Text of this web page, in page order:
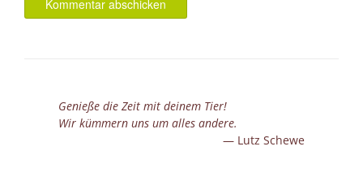
Genieße die Zeit mit deinem Tier!
Wir kümmern uns um alles andere.
Lutz Schewe